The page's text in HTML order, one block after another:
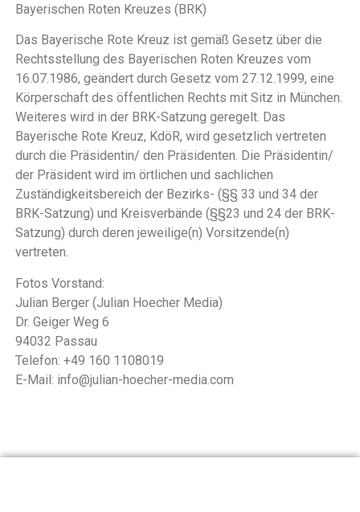
Bayerischen Roten Kreuzes (BRK)
Das Bayerische Rote Kreuz ist gemäß Gesetz über die
Rechtsstellung des Bayerischen Roten Kreuzes vom
16.07.1986, geändert durch Gesetz vom 27.12.1999, eine
Körperschaft des öffentlichen Rechts mit Sitz in München.
Weiteres wird in der BRK-Satzung geregelt. Das
Bayerische Rote Kreuz, KdöR, wird gesetzlich vertreten
durch die Präsidentin/ den Präsidenten. Die Präsidentin/
der Präsident wird im örtlichen und sachlichen
Zuständigkeitsbereich der Bezirks- (§§ 33 und 34 der
BRK-Satzung) und Kreisverbände (§§23 und 24 der BRK-
Satzung) durch deren jeweilige(n) Vorsitzende(n)
vertreten.
Fotos Vorstand:
Julian Berger (Julian Hoecher Media)
Dr. Geiger Weg 6
94032 Passau
Telefon: +49 160 1108019
E-Mail: info@julian-hoecher-media.com